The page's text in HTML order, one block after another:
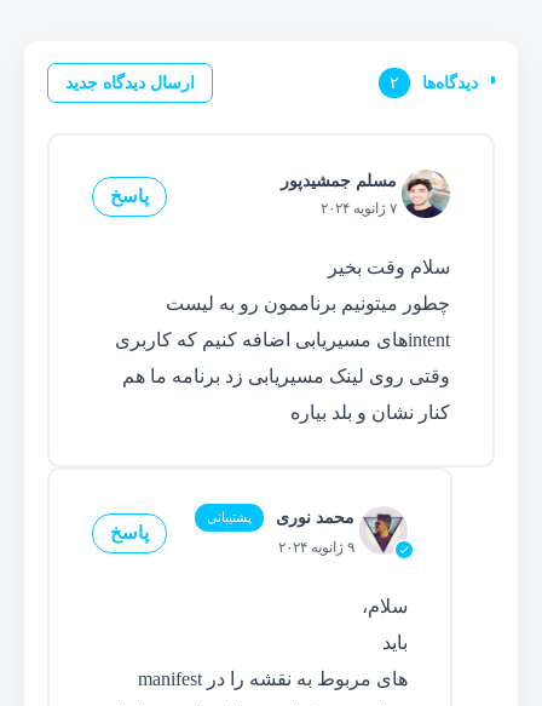
دیدگاه‌ها ۲ ارسال دیدگاه جدید
مسلم جمشیدپور
۷ ژانویه ۲۰۲۴
پاسخ
سلام وقت بخیر
چطور میتونیم برناممون رو به لیست
intentهای مسیریابی اضافه کنیم که کاربری
وقتی روی لینک مسیریابی زد برنامه ما هم
کنار نشان و بلد بیاره
محمد نوری پشتیبانی
۹ ژانویه ۲۰۲۴
پاسخ
سلام،
باید
های مربوط به نقشه را در manifest